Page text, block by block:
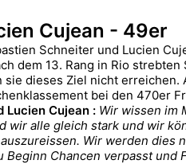
Cujean - 49er
Schneiter und Lucien
dem 13. Rang in Rio
dieses Ziel nicht
bei den 470er
Lucien Cujean : Wir wissen im
wir alle gleich stark und wir
Wir werden
Chancen verpasst